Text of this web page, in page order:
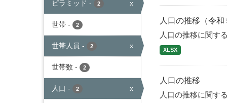
ピラミッド - 2 x
世帯 - 2
世帯人員 - 2 x
世帯数 - 2
人口 - 2 x
人口の推移（令和
人口の推移に関す
XLSX
人口の推移
人口の推移に関す